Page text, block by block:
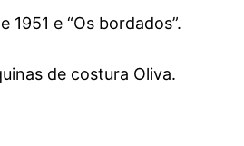
1951 e “Os bordados”.
de costura Oliva.